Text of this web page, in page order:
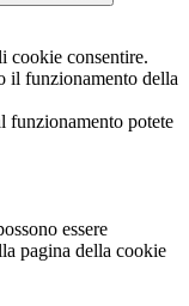
cookie consentire.
il funzionamento della
funzionamento potete
essere
pagina della cookie